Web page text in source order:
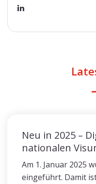
Neu in 2025 –
nationalen
Am 1. Januar 2025
eingeführt. Damit